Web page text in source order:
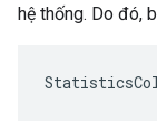
hệ thống. Do đó,